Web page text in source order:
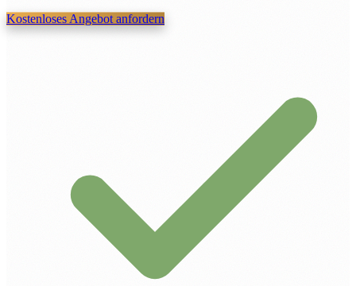
Kostenloses Angebot anfordern